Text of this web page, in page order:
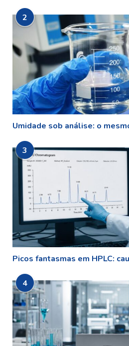
2
Umidade sob análise: o
3
Picos fantasmas em HPLC:
4